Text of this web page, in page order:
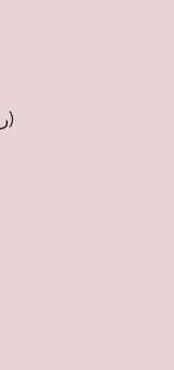
São Tomé & Príncipe (QAR ر.ق)